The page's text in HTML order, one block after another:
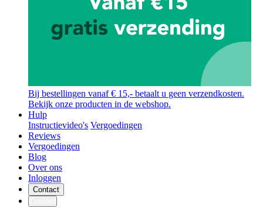
Bij bestellingen vanaf € 15,- betaalt u geen verzendkosten.
Bekijk onze producten in de webshop.
Hulp
Instructievideo's Vergoedingen
Reviews
Vergoedingen
Blog
Over ons
Inloggen
Contact